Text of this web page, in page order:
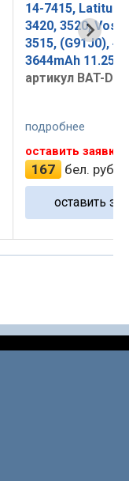
14-7415,
3420, 3520,
3515, (G91J0),
3644mAh 11.25V
артикул BAT-DE-
подробнее
оставить заявку
167 бел. руб.
оставить